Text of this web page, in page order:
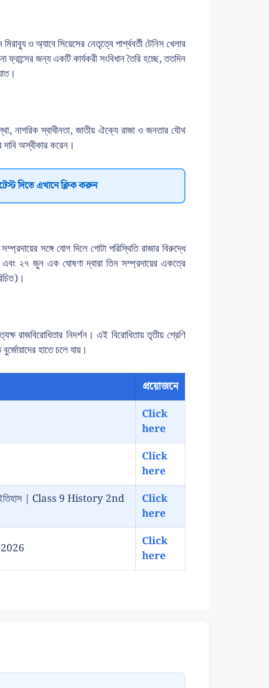
ও অ্যাবে সিয়েসের নেতৃত্বে পার্শ্ববর্তী টেনিস খেলার
জন্য একটি কার্যকরী সংবিধান তৈরি হচ্ছে, ততদিন
নাগরিক স্বাধীনতা, জাতীয় ঐক্যে রাজা ও জনতার যৌথ
অস্বীকার করেন।
দিতে এখানে ক্লিক করুন
সঙ্গে যোগ দিলে গোটা পরিস্থিতি রাজার বিরুদ্ধে
২৭ জুন এক ঘোষণা দ্বারা তিন সম্প্রদায়ের একত্রে
নিদর্শন। এই বিরোধিতায় তৃতীয় শ্রেণি
হাতে চলে যায়।
প্রয়োজনে
Click
here
Click
here
ইতিহাস | Class 9 History 2nd
Click
here
2026
Click
here